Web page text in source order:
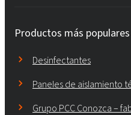
Productos más populares
Desinfectantes
Paneles de aislamiento
Grupo PCC Conozca –